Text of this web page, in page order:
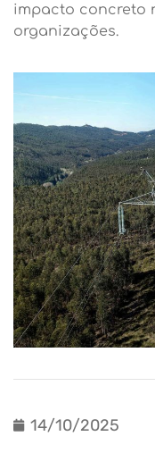
impacto concreto
organizações.
14/10/2025